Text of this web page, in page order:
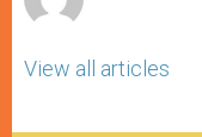
View all articles